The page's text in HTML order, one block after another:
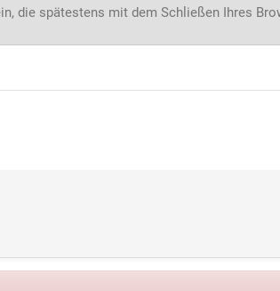
die spätestens mit dem Schließen Ihres